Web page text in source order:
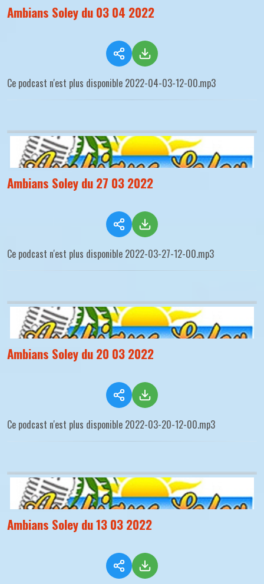
Ambians Soley du 03 04 2022
Ce podcast n'est plus disponible 2022-04-03-12-00.mp3
Ambians Soley du 27 03 2022
Ce podcast n'est plus disponible 2022-03-27-12-00.mp3
Ambians Soley du 20 03 2022
Ce podcast n'est plus disponible 2022-03-20-12-00.mp3
Ambians Soley du 13 03 2022